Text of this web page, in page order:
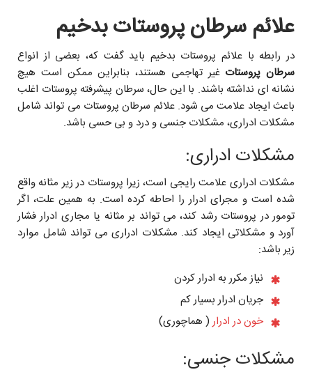
علائم سرطان پروستات بدخیم
در رابطه با علائم پروستات بدخیم باید گفت که، بعضی از انواع
سرطان پروستات غير تهاجمی هستند، بنابراين ممکن است هيچ
نشانه ای نداشته باشند. با این حال، سرطان پیشرفته پروستات اغلب
باعث ايجاد علامت مى شود. علائم سرطان پروستات می تواند شامل
مشکلات ادراری، مشکلات جنسی و درد و بی حسی باشد.
مشکلات ادراری:
مشکلات ادراری علامت رایجى است، زیرا پروستات در زیر مثانه واقع
شده است و مجرای ادرار را احاطه کرده است. به همين علت، اگر
تومور در پروستات رشد کند، می تواند بر مثانه یا مجاری ادرار فشار
آورد و مشکلاتى ایجاد کند. مشکلات ادراری می تواند شامل موارد
زیر باشد:
نیاز مکرر به ادرار کردن
جریان ادرار بسيار کم
خون در ادرار( هماچوری)
مشکلات جنسی: